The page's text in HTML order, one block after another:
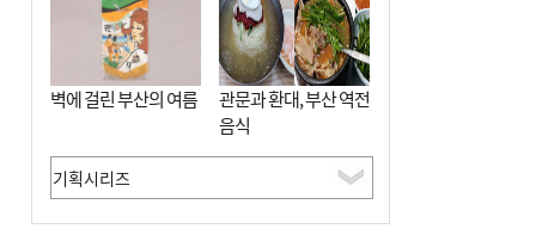
벽에 걸린 부산의 여름
관문과 환대, 부산 역전
음식